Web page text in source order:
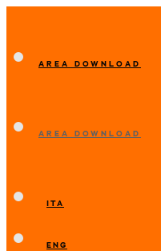
AREA DOWNLOAD
AREA DOWNLOAD
ITA
ENG